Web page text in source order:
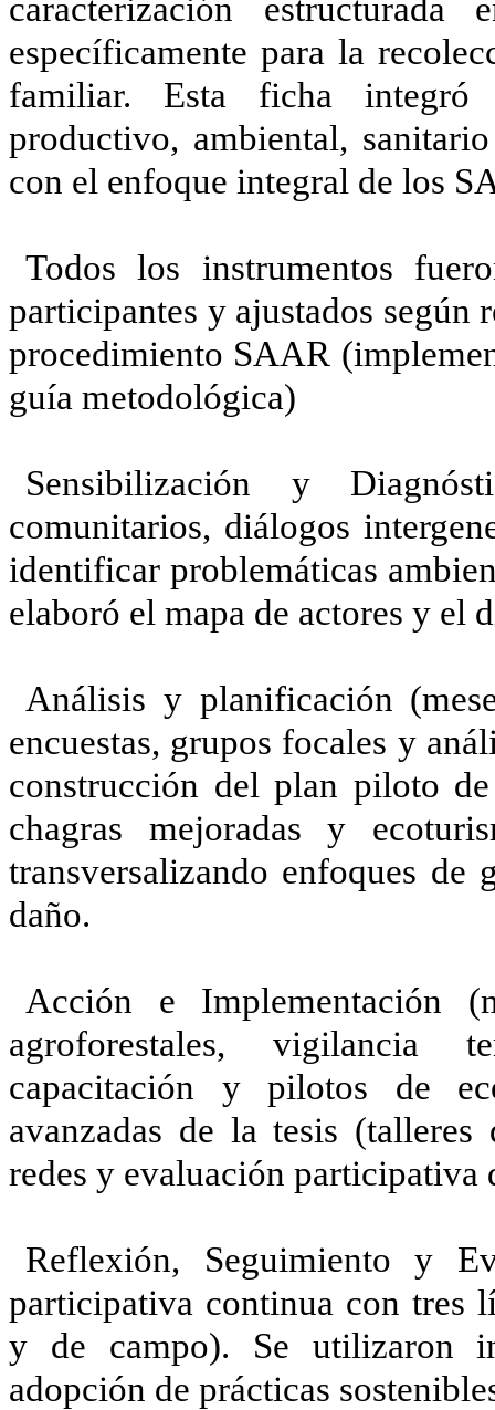
caracterización
específicamente para la
familiar. Esta ficha integró
productivo, ambiental,
con el enfoque integral de los
Todos los instrumentos
participantes y ajustados
procedimiento SAAR
guía metodológica)
Sensibilización y
comunitarios, diálogos
identificar problemáticas
elaboró el mapa de actores y el
Análisis y planificación
encuestas, grupos focales y
construcción del plan piloto
chagras mejoradas y
transversalizando enfoques de
daño.
Acción e Implementación
agroforestales, vigilancia
capacitación y pilotos de
avanzadas de la tesis
redes y evaluación participativa
Reflexión, Seguimiento y
participativa continua con tres
y de campo). Se utilizaron
adopción de prácticas